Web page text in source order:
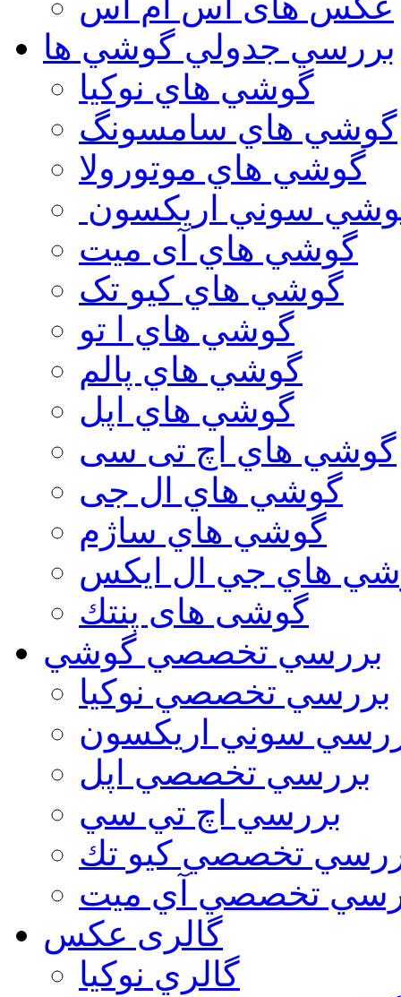
بررسي جدولي گوشي ها
گوشي هاي نوكيا
گوشي هاي سامسونگ
گوشي هاي موتورولا
سوني اريكسون
گوشي هاي آی میت
گوشي هاي کیو تک
گوشي هاي ا تو
گوشي هاي پالم
گوشي هاي اپل
گوشي هاي اچ تی سی
گوشي هاي ال جی
گوشي هاي ساژم
هاي جي ال ايكس
گوشی های پنتك
بررسي تخصصي گوشي
بررسي تخصصي نوكيا
سوني اريكسون
بررسي تخصصي اپل
بررسي اچ تي سي
تخصصي كيو تك
تخصصي آي ميت
گالری عکس
گالري نوكيا